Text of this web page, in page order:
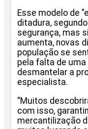
Esse modelo de
ditadura,
segurança, mas
aumenta, novas
população se
pela falta de
desmantelar a
especialista.
“Muitos
com isso,
mercantilização